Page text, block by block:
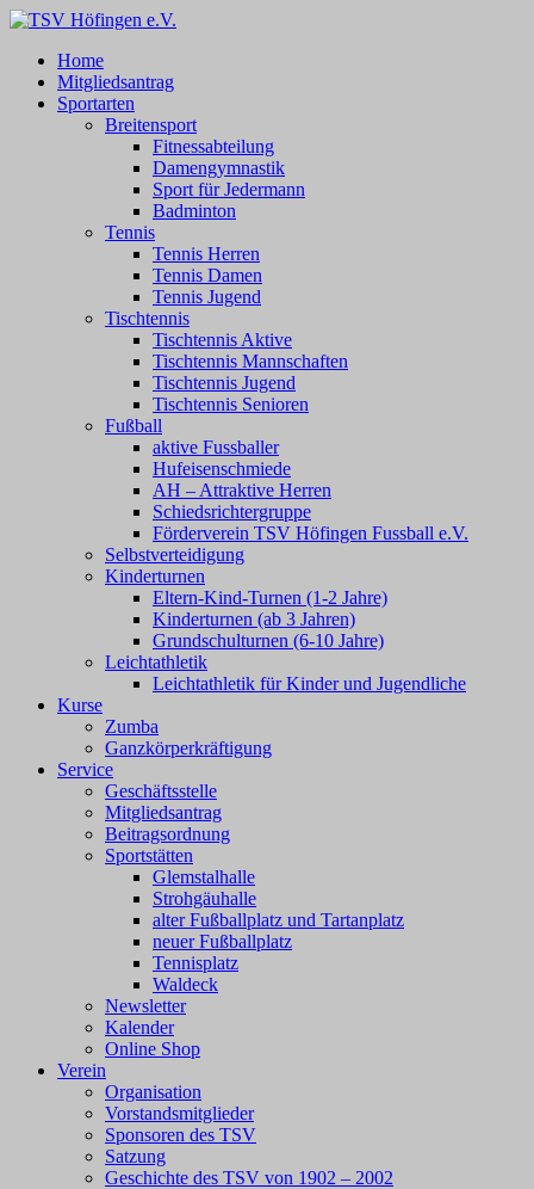
Zum
springen
TSV Höfingen e.V.
TSV Höfingen e.V.
Home
Mitgliedsantrag
Sportarten
Breitensport
Fitnessabteilung
Damengymnastik
Sport für Jedermann
Badminton
Tennis
Tennis Herren
Tennis Damen
Tennis Jugend
Tischtennis
Tischtennis Aktive
Tischtennis Mannschaften
Tischtennis Jugend
Tischtennis Senioren
Fußball
aktive Fussballer
Hufeisenschmiede
AH – Attraktive Herren
Schiedsrichtergruppe
Förderverein TSV Höfingen Fussball e.V.
Selbstverteidigung
Kinderturnen
Eltern-Kind-Turnen (1-2 Jahre)
Kinderturnen (ab 3 Jahren)
Grundschulturnen (6-10 Jahre)
Leichtathletik
Leichtathletik für Kinder und Jugendliche
Kurse
Zumba
Ganzkörperkräftigung
Service
Geschäftsstelle
Mitgliedsantrag
Beitragsordnung
Sportstätten
Glemstalhalle
Strohgäuhalle
alter Fußballplatz und Tartanplatz
neuer Fußballplatz
Tennisplatz
Waldeck
Newsletter
Kalender
Online Shop
Verein
Organisation
Vorstandsmitglieder
Sponsoren des TSV
Satzung
Geschichte des TSV von 1902 – 2002